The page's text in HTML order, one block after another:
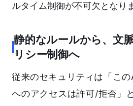
ルタイム制御が不可欠となり
静的なルールから、文
リシー制御へ
従来のセキュリティは「この
へのアクセスは許可/拒否」